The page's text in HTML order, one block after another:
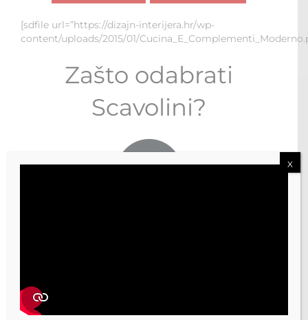
[sdfile url=”https://dizajn-interijera.hr/wp-
content/uploads/2015/01/
Zašto odabrati
Scavolini?
X